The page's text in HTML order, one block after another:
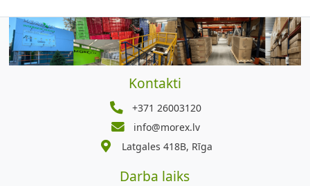
Kontakti
+371 26003120
info@morex.lv
Latgales 418B, Rīga
Darba laiks